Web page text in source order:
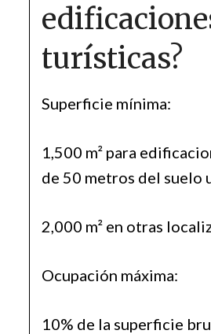
turísticas?
Superficie mínima:
1,500 m² para
de 50 metros del suelo
2,000 m² en otras
Ocupación máxima:
10% de la superficie